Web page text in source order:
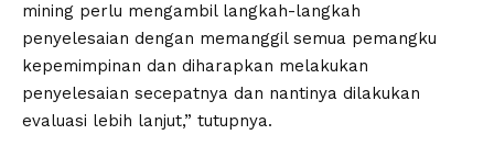
mining perlu mengambil langkah-langkah
penyelesaian dengan memanggil semua pemangku
kepemimpinan dan diharapkan melakukan
penyelesaian secepatnya dan nantinya dilakukan
evaluasi lebih lanjut,” tutupnya.